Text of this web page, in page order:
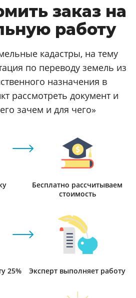
заказ на
работу
кадастры, на тему
по переводу земель из
назначения в
рассмотреть документ и
зачем и для чего»
Бесплатно рассчитываем
стоимость
25% Эксперт выполняет работу